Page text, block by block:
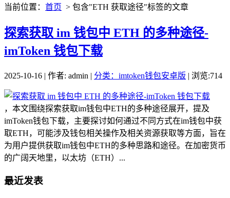
当前位置： 首页 > 包含"ETH 获取途径"标签的文章
探索获取 im 钱包中 ETH 的多种途径-
imToken 钱包下载
2025-10-16 | 作者: admin | 分类：imtoken钱包安卓版 | 浏览:714
，本文围绕探索获取im钱包中ETH的多种途径展开，提及
imToken钱包下载，主要探讨如何通过不同方式在im钱包中获
取ETH，可能涉及钱包相关操作及相关资源获取等方面，旨在
为用户提供获取im钱包中ETH的多种思路和途径。在加密货币
的广阔天地里，以太坊（ETH）...
最近发表